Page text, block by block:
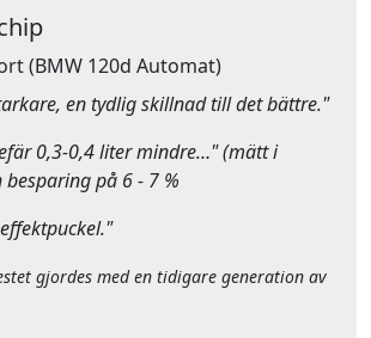
(BMW 120d Automat)
en tydlig skillnad till det bättre."
0,3-0,4 liter mindre…" (mätt i
på 6 - 7 %
gjordes med en tidigare generation av